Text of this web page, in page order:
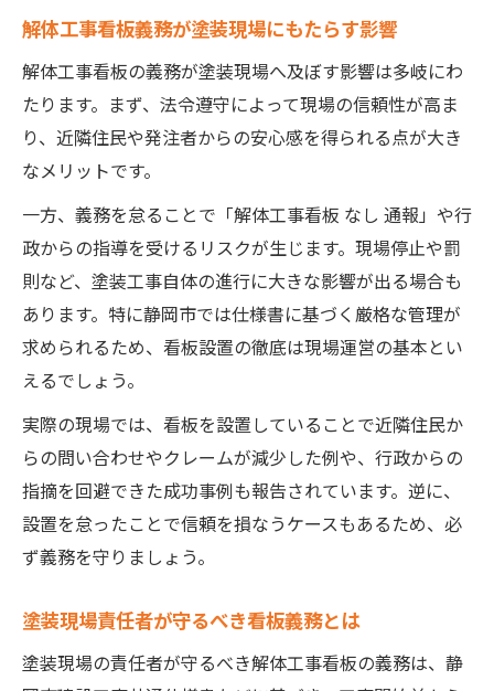
塗装現場責任者が現場で実践すべき対応策
築
解体工事看板義務が塗装現場にもたらす影響
解体工事看板の義務が塗装現場へ及ぼす影響は多岐にわ
たります。まず、法令遵守によって現場の信頼性が高ま
り、近隣住民や発注者からの安心感を得られる点が大き
なメリットです。
一方、義務を怠ることで「解体工事看板 なし 通報」や行
政からの指導を受けるリスクが生じます。現場停止や罰
則など、塗装工事自体の進行に大きな影響が出る場合も
あります。特に静岡市では仕様書に基づく厳格な管理が
求められるため、看板設置の徹底は現場運営の基本とい
えるでしょう。
実際の現場では、看板を設置していることで近隣住民か
らの問い合わせやクレームが減少した例や、行政からの
指摘を回避できた成功事例も報告されています。逆に、
設置を怠ったことで信頼を損なうケースもあるため、必
ず義務を守りましょう。
塗装現場責任者が守るべき看板義務とは
塗装現場の責任者が守るべき解体工事看板の義務は、静